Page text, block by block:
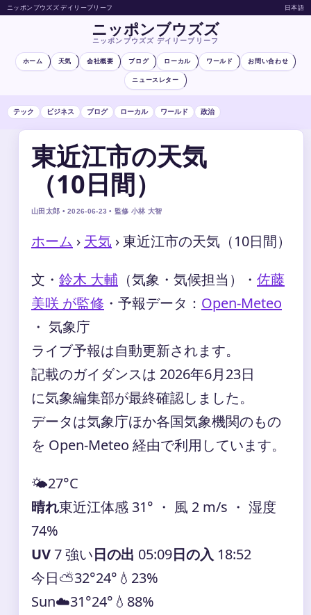
ニッポンブウズズ デイリーブリーフ 日本語
ニッポンブウズズ
ニッポンブウズズ デイリーブリーフ
ホーム 天気 会社概要 ブログ ローカル ワールド お問い合わせ
ニュースレター
テック ビジネス ブログ ローカル ワールド 政治
東近江市の天気
（10日間）
山田太郎 • 2026-06-23 • 監修 小林 大智
ホーム › 天気 ›東近江市の天気（10日間）
文・ 鈴木 大輔 （気象・気候担当） ・ 佐藤
美咲 が監修 ・ 予報データ： Open-Meteo
・ 気象庁
ライブ予報は自動更新されます。
記載のガイダンスは 2026年6月23日
に気象編集部が最終確認しました。
データは気象庁ほか各国気象機関のもの
を Open-Meteo 経由で利用しています。
🌤️27°C
晴れ東近江体感 31° ・ 風 2 m/s ・ 湿度
74%
UV7 強い日の出 05:09日の入 18:52
今日⛅32°24° 💧23%
Sun☁️31°24° 💧88%